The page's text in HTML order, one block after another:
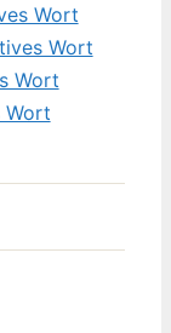
Wort
Wort
Wort
Wort